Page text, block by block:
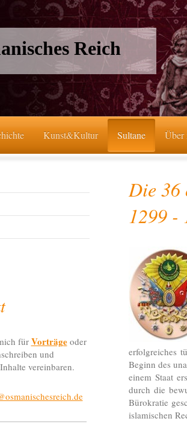
Reich
Kunst&Kultur Sultane Über
Die 36
1299 -
erfolgreiches
Beginn des
einem Staat
durch die
Bürokratie
islamischen
fürVorträgeoder
und
vereinbaren.